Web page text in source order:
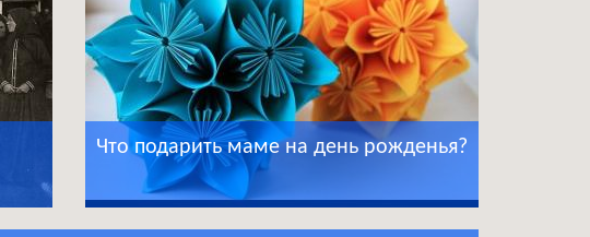
Что подарить маме на день рожденья?